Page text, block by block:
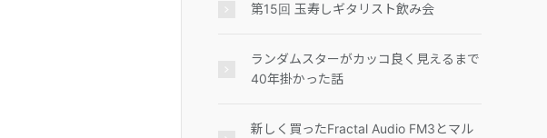
第15回 玉寿しギタリスト飲み会
ランダムスターがカッコ良く見えるまで
40年掛かった話
新しく買ったFractal Audio FM3とマル